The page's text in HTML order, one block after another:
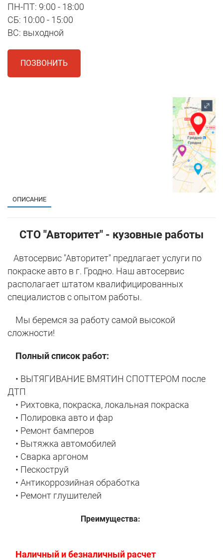
ПН-ПТ: 9:00 - 18:00
СБ: 10:00 - 15:00
ВС: выходной
ПОЗВОНИТЬ
ОПИСАНИЕ
СТО "Авторитет" - кузовные работы
Автосервис "Авторитет" предлагает услуги по
покраске авто в г. Гродно. Наш автосервис
располагает штатом квалифицированных
специалистов с опытом работы.
Мы беремся за работу самой высокой
сложности!
Полный список работ:
• ВЫТЯГИВАНИЕ ВМЯТИН СПОТТЕРОМ после
ДТП
• Рихтовка, покраска, локальная покраска
• Полировка авто и фар
• Ремонт бамперов
• Вытяжка автомобилей
• Сварка аргоном
• Пескоструй
• Антикоррозийная обработка
• Ремонт глушителей
Преимущества:
Наличный и безналичный расчет